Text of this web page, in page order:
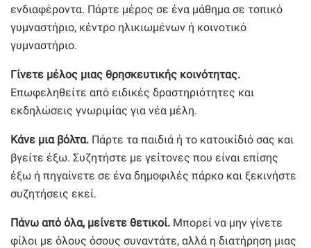
ενδιαφέροντα. Πάρτε μέρος σε ένα μάθημα σε τοπικό
γυμναστήριο, κέντρο ηλικιωμένων ή κοινοτικό
γυμναστήριο.
Γίνετε μέλος μιας θρησκευτικής κοινότητας.
Επωφεληθείτε από ειδικές δραστηριότητες και
εκδηλώσεις γνωριμίας για νέα μέλη.
Κάνε μια βόλτα. Πάρτε τα παιδιά ή το κατοικίδιό σας και
βγείτε έξω. Συζητήστε με γείτονες που είναι επίσης
έξω ή πηγαίνετε σε ένα δημοφιλές πάρκο και ξεκινήστε
συζητήσεις εκεί.
Πάνω από όλα, μείνετε θετικοί. Μπορεί να μην γίνετε
φίλοι με όλους όσους συναντάτε, αλλά η διατήρηση μιας